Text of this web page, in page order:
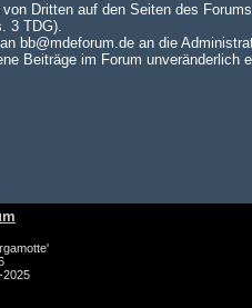
Dritten auf den Seiten des
3 TDG).
bb@mdeforum.de an die
Beiträge im Forum unveränderlich
2025